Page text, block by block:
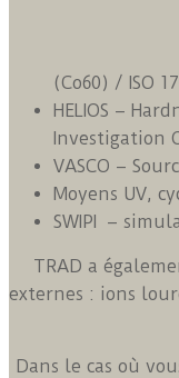
(Co60) / ISO
HELIOS –
Investigation
VASCO –
Moyens UV,
SWIPI –
TRAD a
externes : ions
Dans le cas où